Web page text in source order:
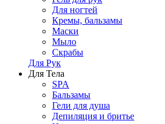
Для ногтей
Кремы, бальзамы
Маски
Мыло
Скрабы
Для Рук
Для Тела
SPA
Бальзамы
Гели для душа
Депиляция и бритье